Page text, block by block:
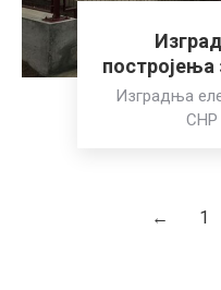
Изградња
← 1